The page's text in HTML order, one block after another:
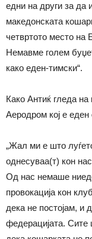
едни на други за да
македонската
четвртото место на
Немавме голем
како еден-тимски“.
Како Антиќ гледа
Аеродром кој е еден
„Жал ми е што
однесуваа(т) кон
Од нас немаше
провокација кон
дека не постојам, и
федерацијата.